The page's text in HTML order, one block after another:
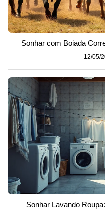
Sonhar com Boiada
12/05/
Sonhar Lavando